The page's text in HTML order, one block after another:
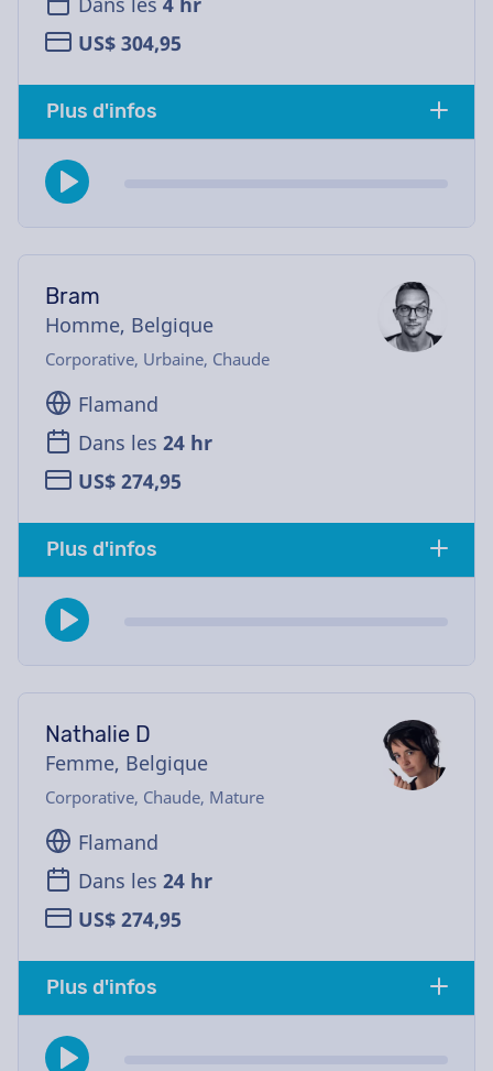
US$ 304,95
Plus d'infos
Bram
Homme, Belgique
Corporative, Urbaine, Chaude
Flamand
Dans les 24 hr
US$ 274,95
Plus d'infos
Nathalie D
Femme, Belgique
Corporative, Chaude, Mature
Flamand
Dans les 24 hr
US$ 274,95
Plus d'infos